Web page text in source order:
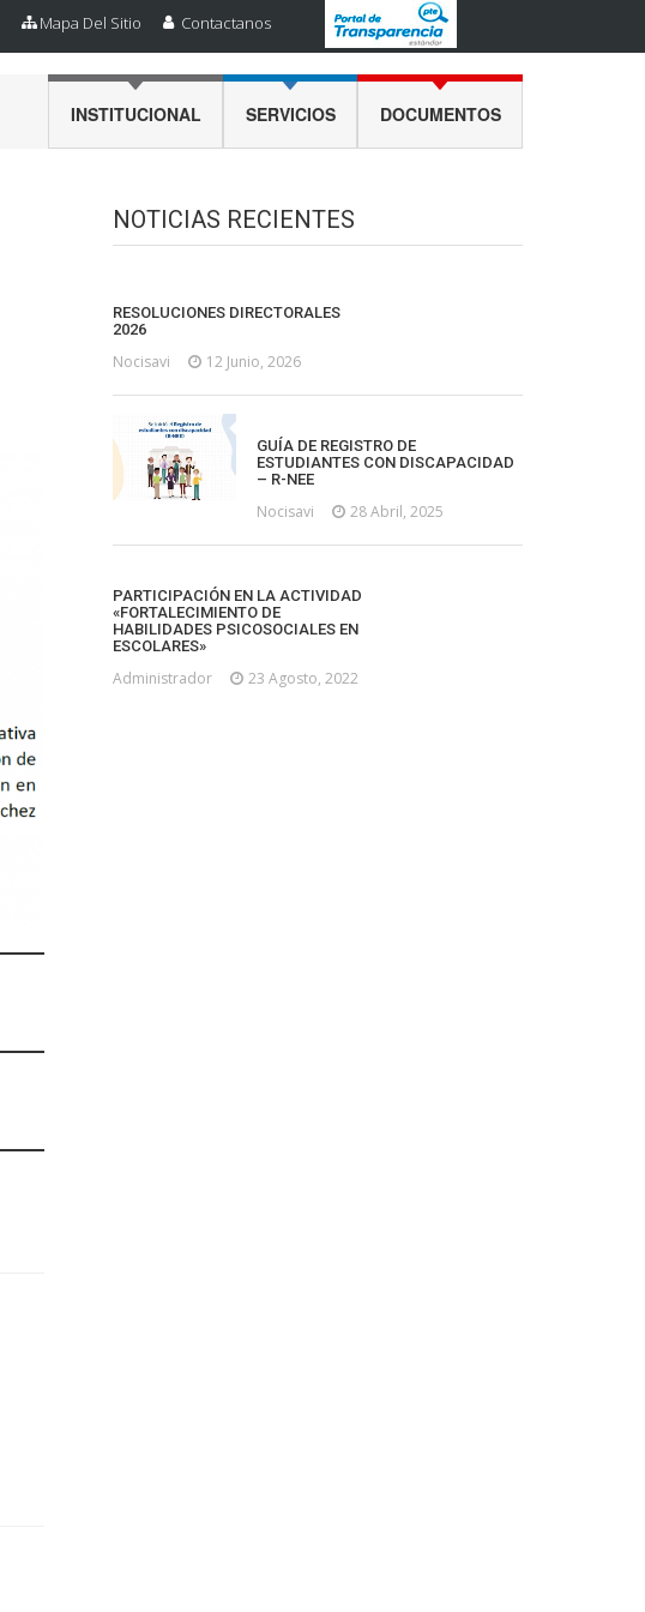
Mapa Del Sitio Contactanos
INSTITUCIONAL SERVICIOS DOCUMENTOS
NOTICIAS RECIENTES
RESOLUCIONES DIRECTORALES
2026
Nocisavi 12 Junio, 2026
GUÍA DE REGISTRO DE
ESTUDIANTES CON DISCAPACIDAD
– R-NEE
Nocisavi 28 Abril, 2025
PARTICIPACIÓN EN LA ACTIVIDAD
«FORTALECIMIENTO DE
HABILIDADES PSICOSOCIALES EN
ESCOLARES»
Administrador 23 Agosto, 2022